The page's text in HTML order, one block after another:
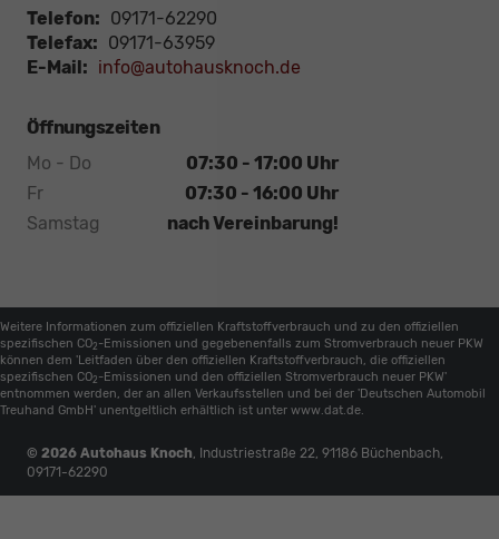
Telefon: 09171-62290
Telefax: 09171-63959
E-Mail: info@autohausknoch.de
Öffnungszeiten
Mo - Do
07:30 - 17:00 Uhr
Fr
07:30 - 16:00 Uhr
Samstag
nach Vereinbarung!
Weitere Informationen zum offiziellen Kraftstoffverbrauch und zu den offiziellen
spezifischen CO2 -Emissionen und gegebenenfalls zum Stromverbrauch neuer PKW
können dem 'Leitfaden über den offiziellen Kraftstoffverbrauch, die offiziellen
spezifischen CO2 -Emissionen und den offiziellen Stromverbrauch neuer PKW'
entnommen werden, der an allen Verkaufsstellen und bei der 'Deutschen Automobil
Treuhand GmbH' unentgeltlich erhältlich ist unter www.dat.de.
© 2026 Autohaus Knoch, Industriestraße 22, 91186 Büchenbach,
09171-62290